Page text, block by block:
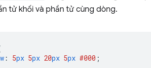
tử khối và phần tử cùng dòng.
: 5px 5px 20px 5px #000 ;